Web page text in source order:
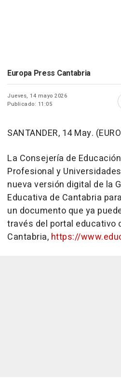
Europa Press Cantabria
Jueves, 14 mayo 2026
Publicado: 11:05
SANTANDER, 14 May.
La Consejería de
Profesional y
nueva versión digital de la
Educativa de Cantabria
un documento que ya
través del portal educativo
Cantabria, https://